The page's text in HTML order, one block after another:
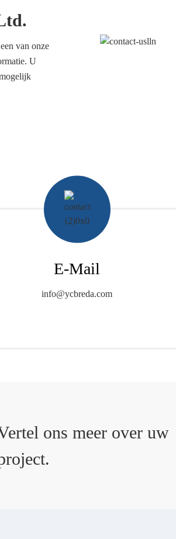
van onze
U
E-Mail
info@ycbreda.com
ons meer over uw